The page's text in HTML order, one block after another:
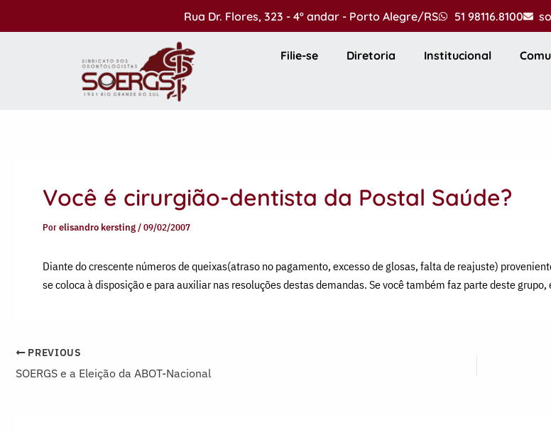
Rua Dr. Flores, 323 - 4º andar - Porto Alegre/RS 51 98116.8100
Filie-se Diretoria Institucional
Você é cirurgião-dentista da Postal Saúde?
Porelisandro kersting/09/02/2007
Diante do crescente números de queixas(atraso no pagamento, excesso de glosas, falta de reajuste)
se coloca à disposição e para auxiliar nas resoluções destas demandas. Se você também faz parte deste
PREVIOUS
SOERGS e a Eleição da ABOT-Nacional